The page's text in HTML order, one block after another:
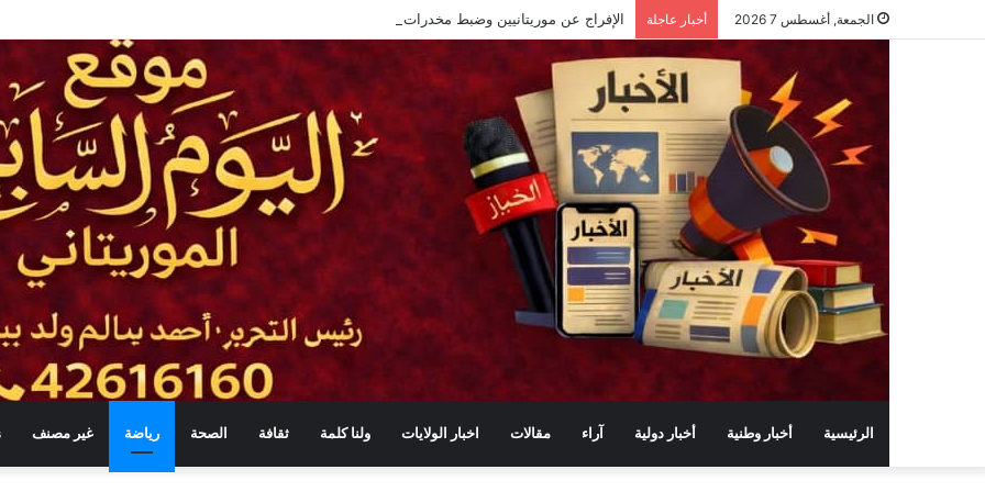
الجمعة, أغسطس 7 2026 أخبار عاجلة
الرئيسية أخبار وطنية أخبار دولية آراء مقالات اخبار الولايات ولنا كلمة ثقافة الصحة رياضة غير مصنف